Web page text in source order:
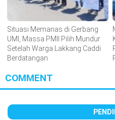
Situasi Memanas di Gerbang
UMI, Massa PMII Pilih Mundur
Setelah Warga Lakkang Caddi
Berdatangan
COMMENT